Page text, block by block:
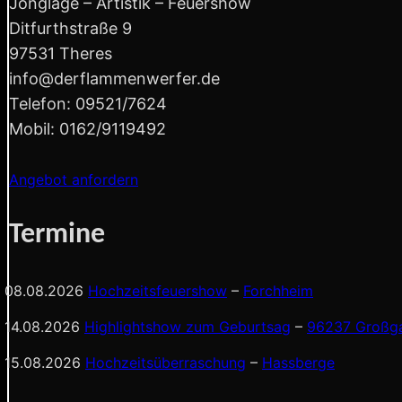
Ditfurthstraße 9
97531 Theres
info@derflammenwerfer.de
Telefon: 09521/7624
Mobil: 0162/9119492
Angebot anfordern
Termine
08.08.2026 Hochzeitsfeuershow – Forchheim
14.08.2026 Highlightshow zum Geburtsag – 96237
15.08.2026 Hochzeitsüberraschung – Hassberge